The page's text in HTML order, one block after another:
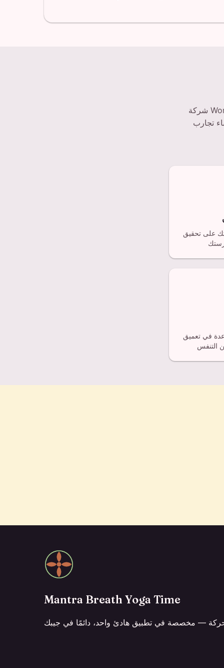
شركة WorthyVibe LLC هي شركة مكونة من شخص واحد - إنها أنا فقط، جاستن - أرتدى
تجارب
على تحقيق
في تعميق
Mantra Breath Yoga Time